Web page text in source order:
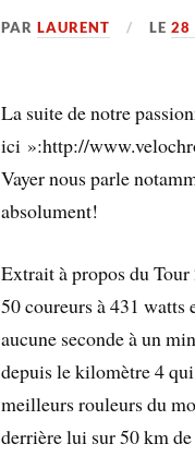
PARLAURENT LE28
La suite de notre
ici »:http://
Vayer nous parle
absolument!
Extrait à propos du
50 coureurs à 431 watts
aucune seconde à un
depuis le kilomètre 4
meilleurs rouleurs du
derrière lui sur 50 km